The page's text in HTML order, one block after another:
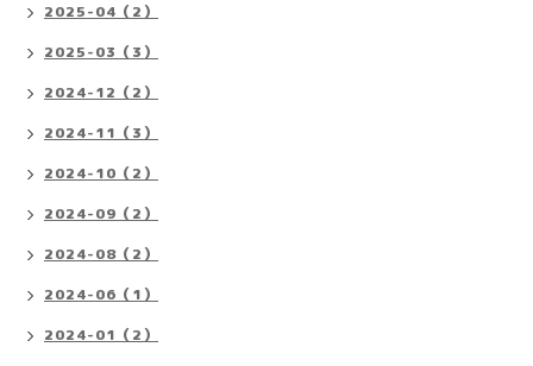
2025-04（2）
2025-03（3）
2024-12（2）
2024-11（3）
2024-10（2）
2024-09（2）
2024-08（2）
2024-06（1）
2024-01（2）